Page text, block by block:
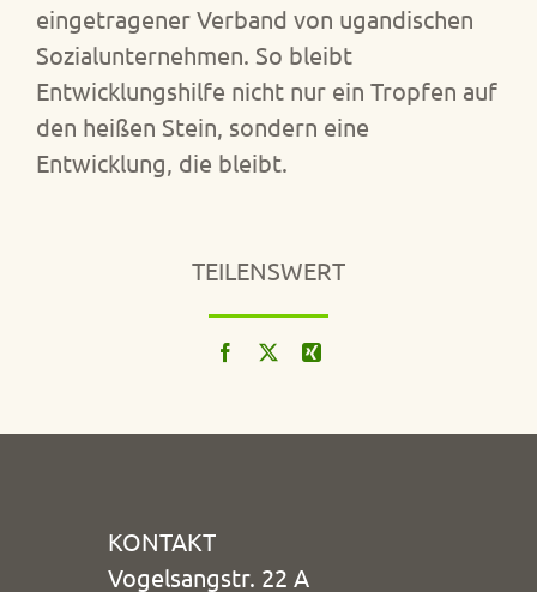
eingetragener Verband von ugandischen
Sozialunternehmen. So bleibt
Entwicklungshilfe nicht nur ein Tropfen auf
den heißen Stein, sondern eine
Entwicklung, die bleibt.
TEILENSWERT
KONTAKT
Vogelsangstr. 22 A